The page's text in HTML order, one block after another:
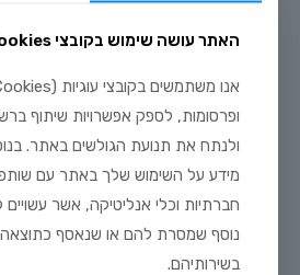
למחצה, עם שותפים בגודל דומה או גדולים
40
האתר עושה שימוש בקובצי Cookies
ופרסומות, לספק אפשרויות שיתוף
ולנתח את תנועת הגולשים באתר.
מידע על השימוש שלך באתר עם
חברתיות וכלי אנליטיקה, אשר
נוסף שמסרת להם או שנאסף
בשירותיהם.